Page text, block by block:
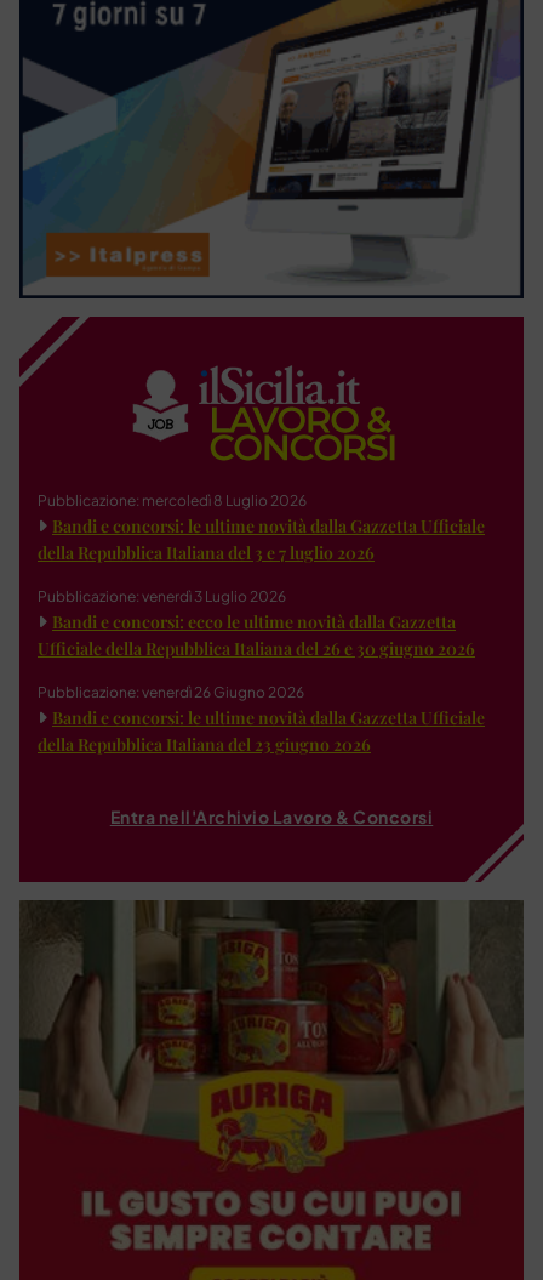
Pubblicazione: mercoledì 8 Luglio 2026
Bandi e concorsi: le ultime novità dalla Gazzetta Ufficiale
della Repubblica Italiana del 3 e 7 luglio 2026
Pubblicazione: venerdì 3 Luglio 2026
Bandi e concorsi: ecco le ultime novità dalla Gazzetta
Ufficiale della Repubblica Italiana del 26 e 30 giugno 2026
Pubblicazione: venerdì 26 Giugno 2026
Bandi e concorsi: le ultime novità dalla Gazzetta Ufficiale
della Repubblica Italiana del 23 giugno 2026
Entra nell'Archivio Lavoro & Concorsi